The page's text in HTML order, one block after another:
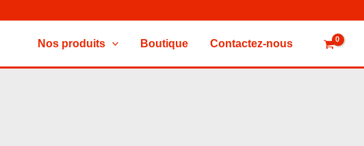
Nos produits Boutique Contactez-nous